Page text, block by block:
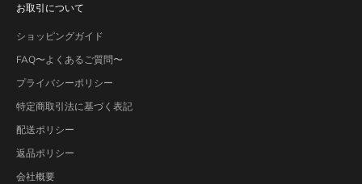
お取引について
ショッピングガイド
FAQ〜よくあるご質問〜
プライバシーポリシー
特定商取引法に基づく表記
配送ポリシー
返品ポリシー
会社概要